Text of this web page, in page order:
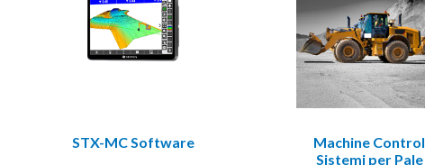
STX-MC Software
Machine Control
Sistemi per Pale